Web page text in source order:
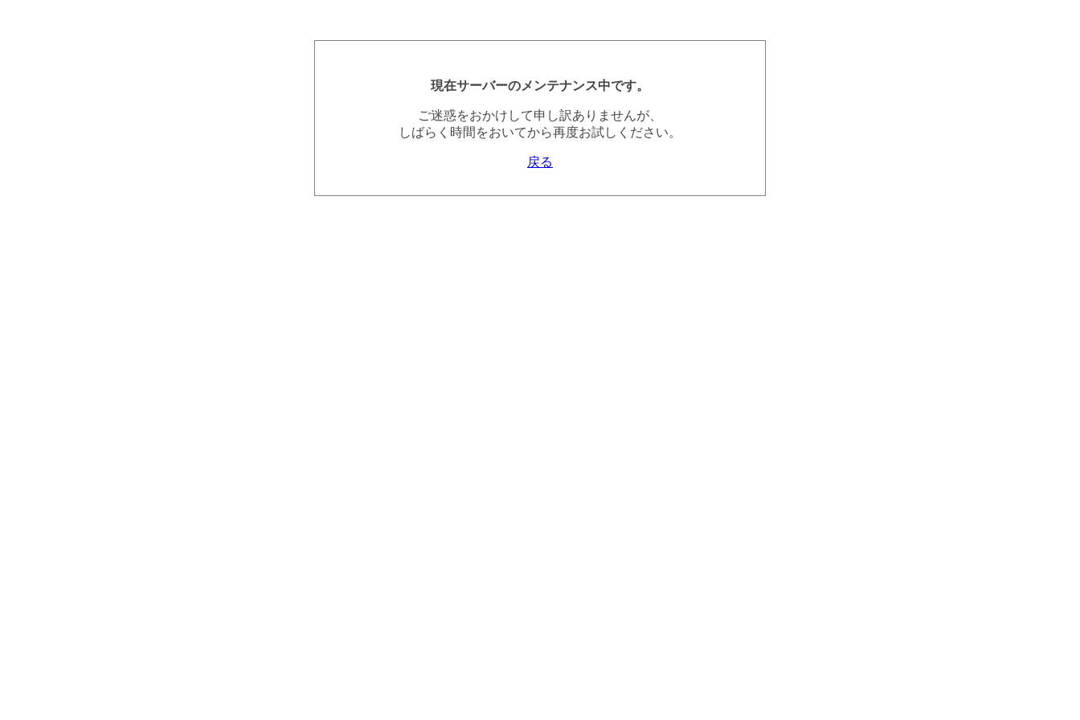
現在サーバーのメンテナンス中です。
ご迷惑をおかけして申し訳ありませんが、
しばらく時間をおいてから再度お試しください。
戻る